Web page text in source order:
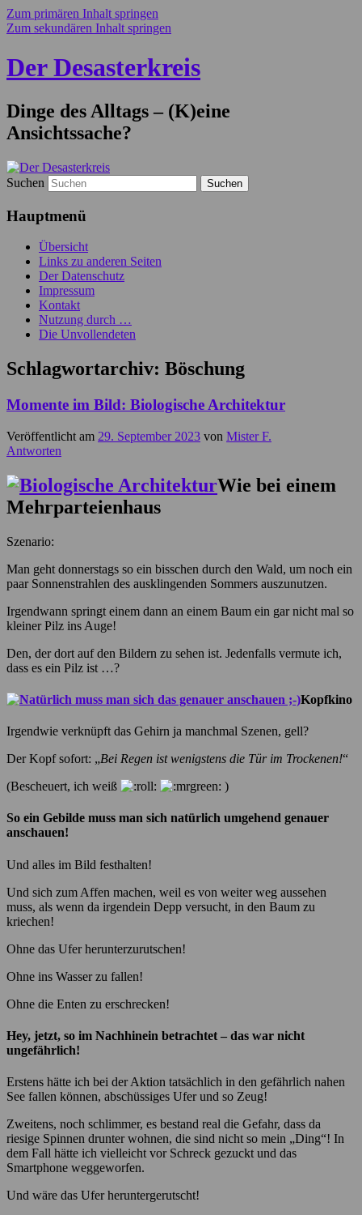
Zum primären Inhalt springen
Zum sekundären Inhalt springen
Der Desasterkreis
Dinge des Alltags – (K)eine
Ansichtssache?
Suchen
Hauptmenü
Übersicht
Links zu anderen Seiten
Der Datenschutz
Impressum
Kontakt
Nutzung durch …
Die Unvollendeten
Schlagwortarchiv: Böschung
Momente im Bild: Biologische Architektur
Veröffentlicht am 29. September 2023 von Mister F.
Antworten
Wie bei einem
Mehrparteienhaus
Szenario:
Man geht donnerstags so ein bisschen durch den Wald, um noch ein
paar Sonnenstrahlen des ausklingenden Sommers auszunutzen.
Irgendwann springt einem dann an einem Baum ein gar nicht mal so
kleiner Pilz ins Auge!
Den, der dort auf den Bildern zu sehen ist. Jedenfalls vermute ich,
dass es ein Pilz ist …?
Kopfkino
Irgendwie verknüpft das Gehirn ja manchmal Szenen, gell?
Der Kopf sofort: „Bei Regen ist wenigstens die Tür im Trockenen!“
(Bescheuert, ich weiß
)
So ein Gebilde muss man sich natürlich umgehend genauer
anschauen!
Und alles im Bild festhalten!
Und sich zum Affen machen, weil es von weiter weg aussehen
muss, als wenn da irgendein Depp versucht, in den Baum zu
kriechen!
Ohne das Ufer herunterzurutschen!
Ohne ins Wasser zu fallen!
Ohne die Enten zu erschrecken!
Hey, jetzt, so im Nachhinein betrachtet – das war nicht
ungefährlich!
Erstens hätte ich bei der Aktion tatsächlich in den gefährlich nahen
See fallen können, abschüssiges Ufer und so Zeug!
Zweitens, noch schlimmer, es bestand real die Gefahr, dass da
riesige Spinnen drunter wohnen, die sind nicht so mein „Ding“! In
dem Fall hätte ich vielleicht vor Schreck gezuckt und das
Smartphone weggeworfen.
Und wäre das Ufer heruntergerutscht!